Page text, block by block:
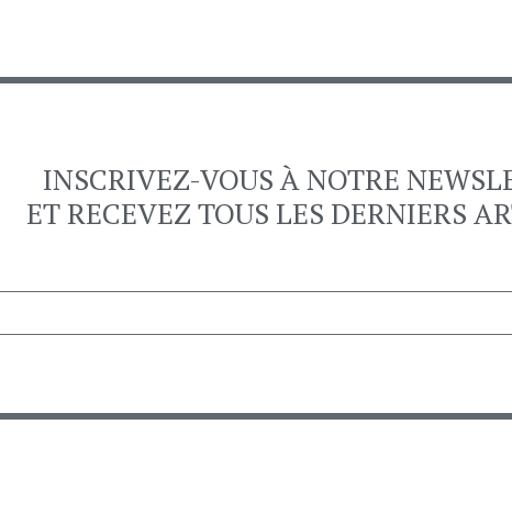
INSCRIVEZ-VOUS À NOTRE
ET RECEVEZ TOUS LES DERNIERS